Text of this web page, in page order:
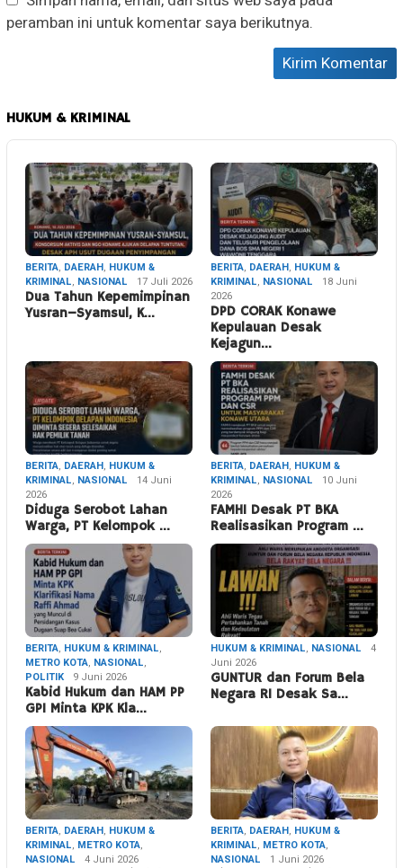
peramban ini untuk komentar saya berikutnya.
HUKUM & KRIMINAL
BERITA, DAERAH, HUKUM &
KRIMINAL, NASIONAL 17 Juli 2026
Dua Tahun Kepemimpinan
Yusran–Syamsul, K…
BERITA, DAERAH, HUKUM &
KRIMINAL, NASIONAL
18 Juni
2026
DPD CORAK Konawe
Kepulauan Desak
Kejagun…
BERITA, DAERAH, HUKUM &
KRIMINAL, NASIONAL
14 Juni
2026
Diduga Serobot Lahan
Warga, PT Kelompok …
BERITA, DAERAH, HUKUM &
KRIMINAL, NASIONAL
10 Juni
2026
FAMHI Desak PT BKA
Realisasikan Program …
BERITA, HUKUM & KRIMINAL,
METRO KOTA, NASIONAL,
POLITIK
9 Juni 2026
Kabid Hukum dan HAM PP
GPI Minta KPK Kla…
HUKUM & KRIMINAL, NASIONAL
4
Juni 2026
GUNTUR dan Forum Bela
Negara RI Desak Sa…
BERITA, DAERAH, HUKUM &
KRIMINAL, METRO KOTA,
NASIONAL
4 Juni 2026
BERITA, DAERAH, HUKUM &
KRIMINAL, METRO KOTA,
NASIONAL
1 Juni 2026